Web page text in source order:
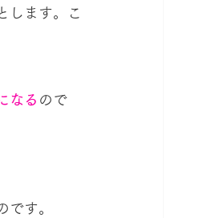
します。こ
なる ので
です。